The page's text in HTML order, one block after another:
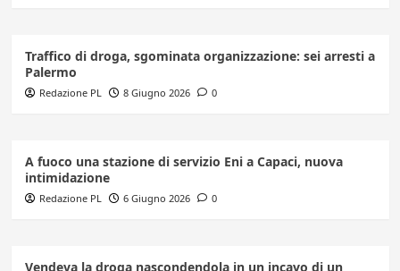
Traffico di droga, sgominata organizzazione: sei arresti a
Palermo
Redazione PL 8 Giugno 2026 0
A fuoco una stazione di servizio Eni a Capaci, nuova
intimidazione
Redazione PL 6 Giugno 2026 0
Vendeva la droga nascondendola in un incavo di un